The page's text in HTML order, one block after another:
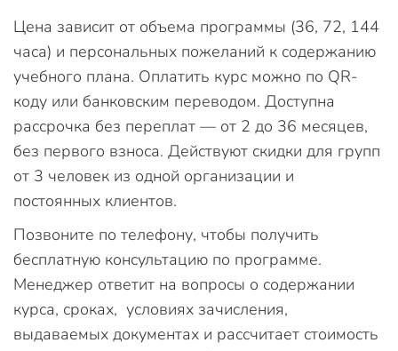
Цена зависит от объема программы (36, 72, 144
часа) и персональных пожеланий к содержанию
учебного плана. Оплатить курс можно по QR-
коду или банковским переводом. Доступна
рассрочка без переплат — от 2 до 36 месяцев,
без первого взноса. Действуют скидки для групп
от 3 человек из одной организации и
постоянных клиентов.
Позвоните по телефону, чтобы получить
бесплатную консультацию по программе.
Менеджер ответит на вопросы о содержании
курса, сроках, условиях зачисления,
выдаваемых документах и рассчитает стоимость